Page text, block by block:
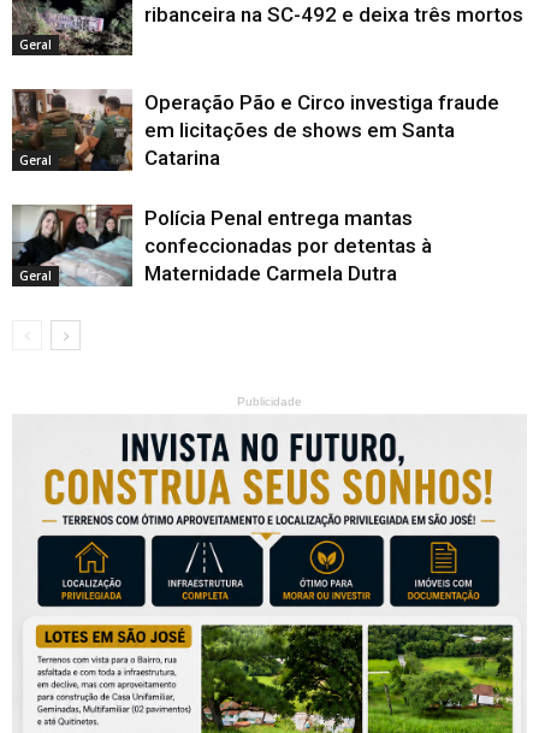
Geral
ribanceira na SC-492 e deixa três mortos
Geral
Operação Pão e Circo investiga fraude
em licitações de shows em Santa
Catarina
Geral
Polícia Penal entrega mantas
confeccionadas por detentas à
Maternidade Carmela Dutra
Publicidade